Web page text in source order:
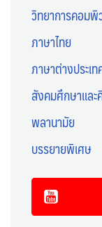
วิทยาการคอมพิ
ภาษาไทย
ภาษาต่างประเ
สังคมศึกษาและ
พลานามัย
บรรยายพิเศษ